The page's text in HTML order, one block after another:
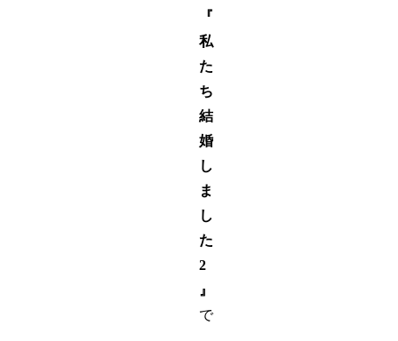
『
私
た
ち
結
婚
し
ま
し
た
2
』
で